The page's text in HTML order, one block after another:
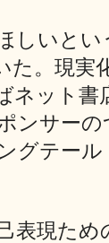
しいとい
た。現実
ネット書
ンサーの
グテー
表現ため